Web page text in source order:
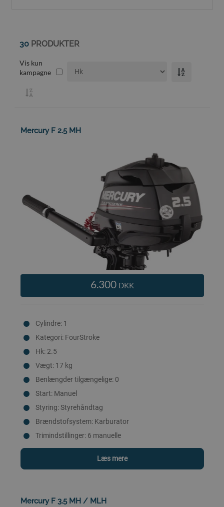
30PRODUKTER
Vis kun
kampagne
Mercury F 2.5 MH
6.300 DKK
Cylindre: 1
Kategori: FourStroke
Hk: 2.5
Vægt: 17 kg
Benlængder tilgængelige: 0
Start: Manuel
Styring: Styrehåndtag
Brændstofsystem: Karburator
Trimindstillinger: 6 manuelle
Læs mere
Mercury F 3.5 MH / MLH